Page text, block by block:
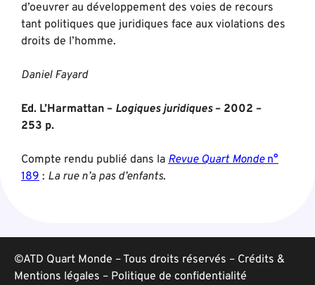
d’oeuvrer au développement des voies de recours
tant politiques que juridiques face aux violations des
droits de l’homme.
Daniel Fayard
Ed. L’Harmattan – Logiques juridiques– 2002 –
253 p.
Compte rendu publié dans la Revue Quart Monden°
189 : La rue n’a pas d’enfants.
©ATD Quart Monde – Tous droits réservés – Crédits &
Mentions légales – Politique de confidentialité